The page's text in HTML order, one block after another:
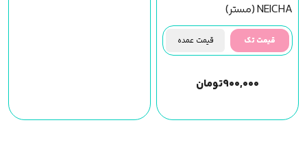
NEICHA (مستر)
قیمت تک قیمت عمده
۹۰۰,۰۰۰تومان